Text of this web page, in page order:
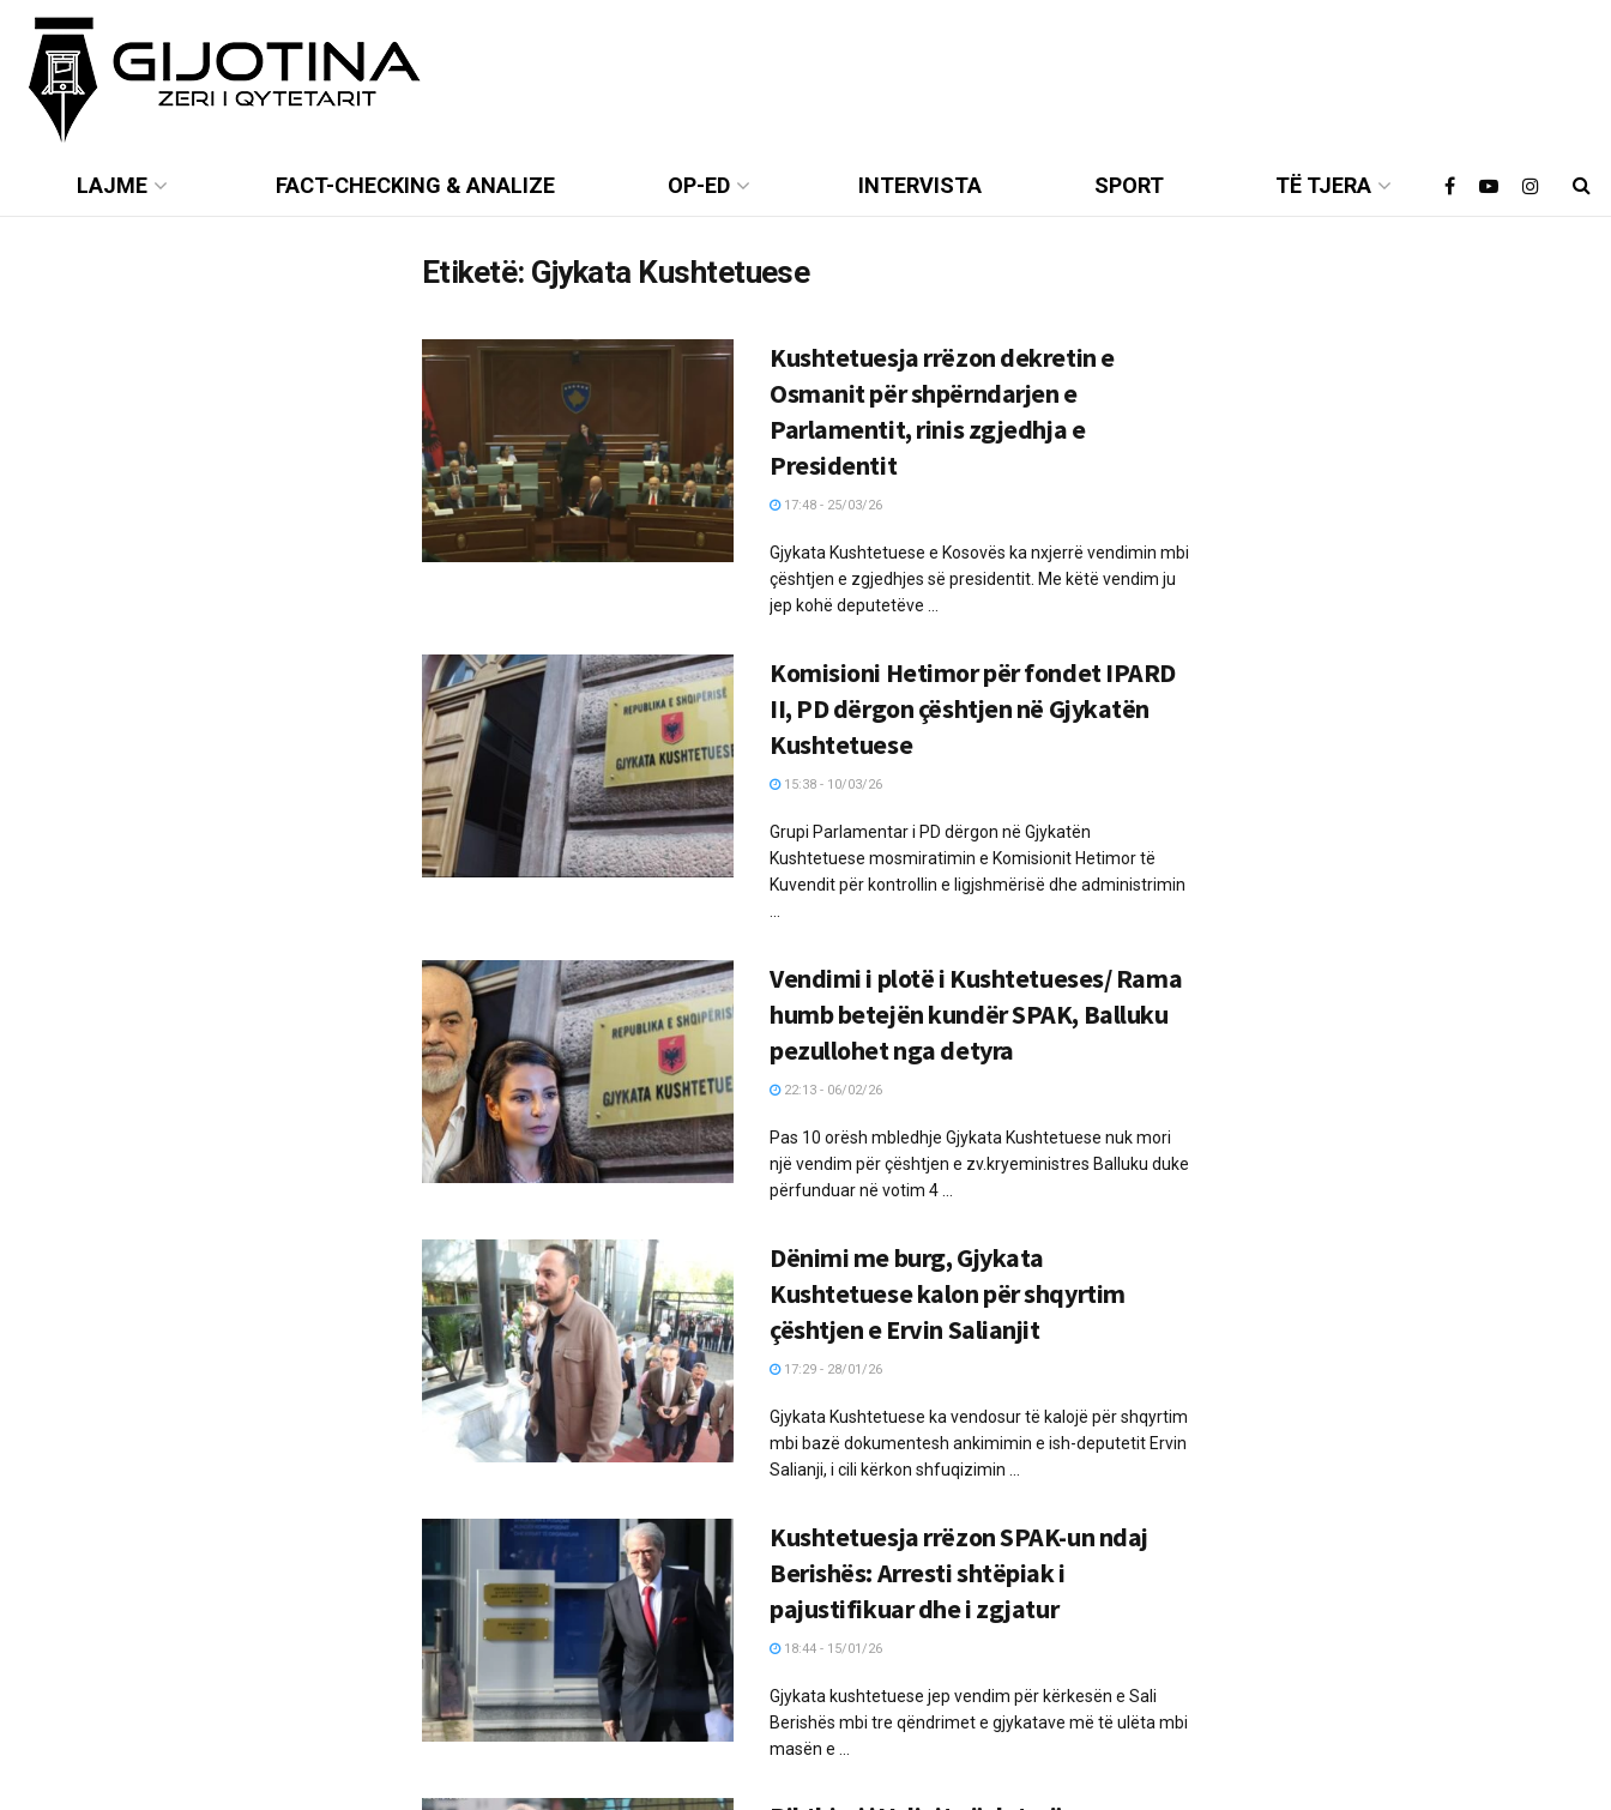
LAJME FACT-CHECKING & ANALIZE OP-ED INTERVISTA SPORT TË TJERA
Etiketë: Gjykata Kushtetuese
Kushtetuesja rrëzon dekretin e
Osmanit për shpërndarjen e
Parlamentit, rinis zgjedhja e
Presidentit
17:48 - 25/03/26
Gjykata Kushtetuese e Kosovës ka nxjerrë vendimin mbi
çështjen e zgjedhjes së presidentit. Me këtë vendim ju
jep kohë deputetëve ...
Komisioni Hetimor për fondet IPARD
II, PD dërgon çështjen në Gjykatën
Kushtetuese
15:38 - 10/03/26
Grupi Parlamentar i PD dërgon në Gjykatën
Kushtetuese mosmiratimin e Komisionit Hetimor të
Kuvendit për kontrollin e ligjshmërisë dhe administrimin
Vendimi i plotë i Kushtetueses/ Rama
humb betejën kundër SPAK, Balluku
pezullohet nga detyra
22:13 - 06/02/26
Pas 10 orësh mbledhje Gjykata Kushtetuese nuk mori
një vendim për çështjen e zv.kryeministres Balluku duke
përfunduar në votim 4 ...
Dënimi me burg, Gjykata
Kushtetuese kalon për shqyrtim
çështjen e Ervin Salianjit
17:29 - 28/01/26
Gjykata Kushtetuese ka vendosur të kalojë për shqyrtim
mbi bazë dokumentesh ankimimin e ish-deputetit Ervin
Salianji, i cili kërkon shfuqizimin ...
Kushtetuesja rrëzon SPAK-un ndaj
Berishës: Arresti shtëpiak i
pajustifikuar dhe i zgjatur
18:44 - 15/01/26
Gjykata kushtetuese jep vendim për kërkesën e Sali
Berishës mbi tre qëndrimet e gjykatave më të ulëta mbi
masën e ...